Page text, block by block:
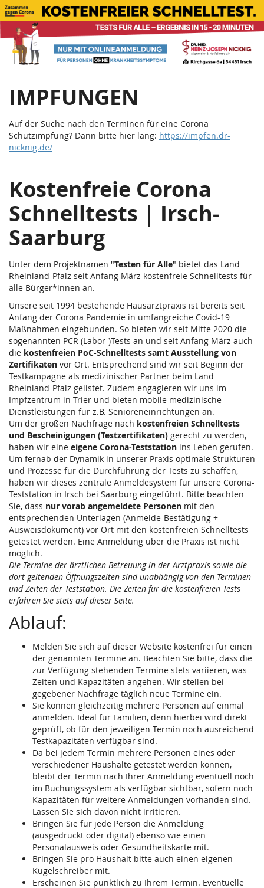
Zum
Haupt-
Inhalt
springen
Corona
Schnelltests
Teststation
Irsch
Saarburg
IMPFUNGEN
Auf der Suche nach den Terminen für eine Corona
Schutzimpfung? Dann bitte hier lang: https://impfen.dr-
nicknig.de/
Kostenfreie Corona
Schnelltests | Irsch-
Saarburg
Unter dem Projektnamen "Testen für Alle" bietet das Land
Rheinland-Pfalz seit Anfang März kostenfreie Schnelltests für
alle Bürger*innen an.
Unsere seit 1994 bestehende Hausarztpraxis ist bereits seit
Anfang der Corona Pandemie in umfangreiche Covid-19
Maßnahmen eingebunden. So bieten wir seit Mitte 2020 die
sogenannten PCR (Labor-)Tests an und seit Anfang März auch
die kostenfreien PoC-Schnelltests samt Ausstellung von
Zertifikaten vor Ort. Entsprechend sind wir seit Beginn der
Testkampagne als medizinischer Partner beim Land
Rheinland-Pfalz gelistet. Zudem engagieren wir uns im
Impfzentrum in Trier und bieten mobile medizinische
Dienstleistungen für z.B. Senioreneinrichtungen an.
Um der großen Nachfrage nach kostenfreien Schnelltests
und Bescheinigungen (Testzertifikaten) gerecht zu werden,
haben wir eine eigene Corona-Teststation ins Leben gerufen.
Um fernab der Dynamik in unserer Praxis optimale Strukturen
und Prozesse für die Durchführung der Tests zu schaffen,
haben wir dieses zentrale Anmeldesystem für unsere Corona-
Teststation in Irsch bei Saarburg eingeführt. Bitte beachten
Sie, dass nur vorab angemeldete Personen mit den
entsprechenden Unterlagen (Anmelde-Bestätigung +
Ausweisdokument) vor Ort mit den kostenfreien Schnelltests
getestet werden. Eine Anmeldung über die Praxis ist nicht
möglich.
Die Termine der ärztlichen Betreuung in der Arztpraxis sowie die
dort geltenden Öffnungszeiten sind unabhängig von den Terminen
und Zeiten der Teststation. Die Zeiten für die kostenfreien Tests
erfahren Sie stets auf dieser Seite.
Ablauf:
Melden Sie sich auf dieser Website kostenfrei für einen
der genannten Termine an. Beachten Sie bitte, dass die
zur Verfügung stehenden Termine stets variieren, was
Zeiten und Kapazitäten angehen. Wir stellen bei
gegebener Nachfrage täglich neue Termine ein.
Sie können gleichzeitig mehrere Personen auf einmal
anmelden. Ideal für Familien, denn hierbei wird direkt
geprüft, ob für den jeweiligen Termin noch ausreichend
Testkapazitäten verfügbar sind.
Da bei jedem Termin mehrere Personen eines oder
verschiedener Haushalte getestet werden können,
bleibt der Termin nach Ihrer Anmeldung eventuell noch
im Buchungssystem als verfügbar sichtbar, sofern noch
Kapazitäten für weitere Anmeldungen vorhanden sind.
Lassen Sie sich davon nicht irritieren.
Bringen Sie für jede Person die Anmeldung
(ausgedruckt oder digital) ebenso wie einen
Personalausweis oder Gesundheitskarte mit.
Bringen Sie pro Haushalt bitte auch einen eigenen
Kugelschreiber mit.
Erscheinen Sie pünktlich zu Ihrem Termin. Eventuelle